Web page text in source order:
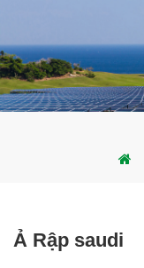
Ả Rập saudi